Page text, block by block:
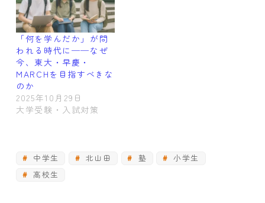
「何を学んだか」が問
われる時代に──なぜ
今、東大・早慶・
MARCHを目指すべきな
のか
2025年10月29日
大学受験・入試対策
中学生 北山田 塾
小学生
高校生